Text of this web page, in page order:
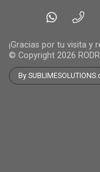
¡Gracias por tu visita y
© Copyright 2026
By